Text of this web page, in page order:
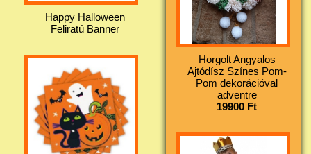
Happy Halloween
Feliratú Banner
Horgolt Angyalos
Ajtódísz Színes Pom-
Pom dekorációval
adventre
19900 Ft